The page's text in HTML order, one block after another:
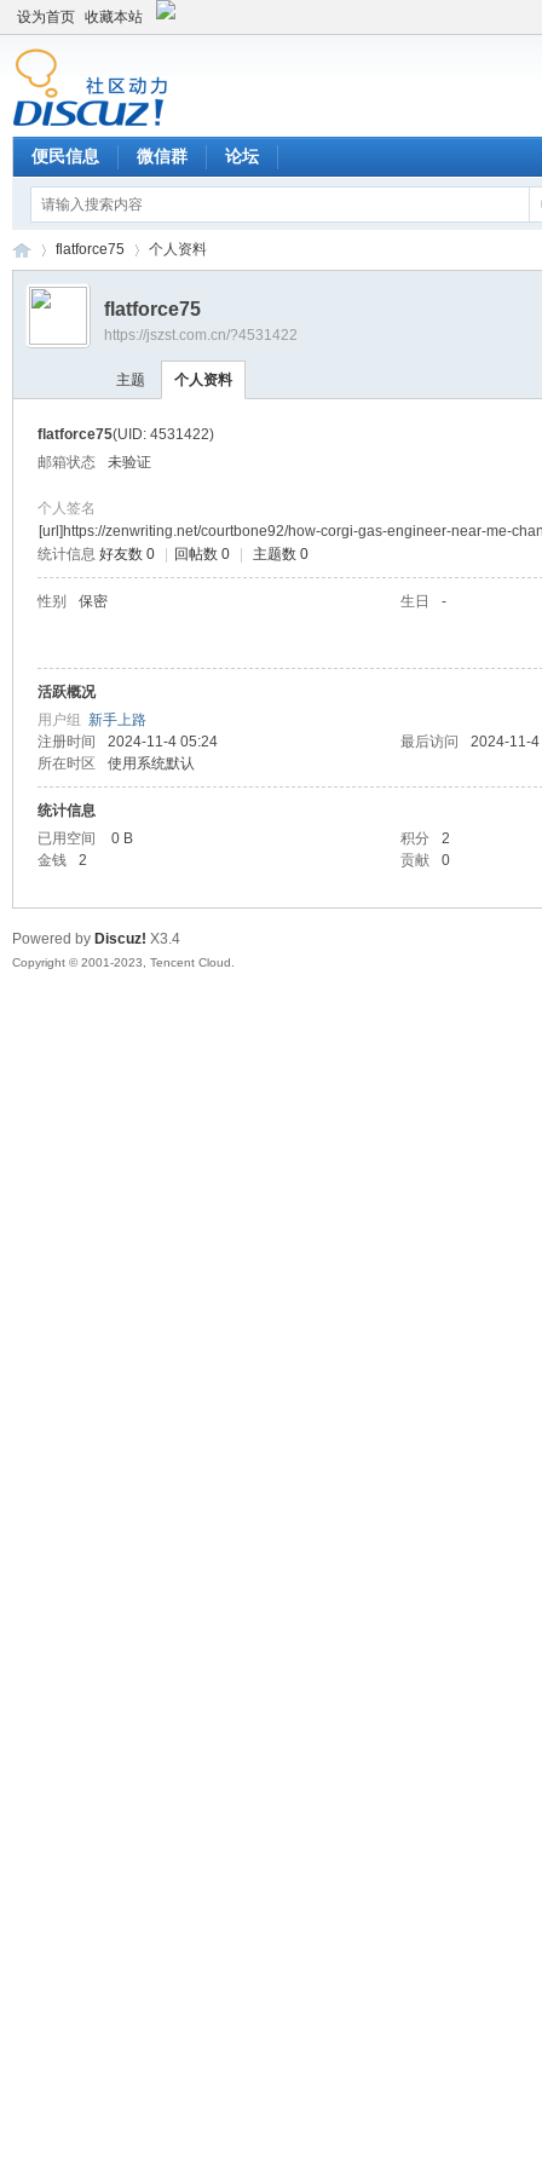
设为首页 收藏本站
便民信息 微信群 论坛
›
flatforce75 个人资料
flatforce75
https://jszst.com.cn/?4531422
主题 个人资料
flatforce75(UID: 4531422)
邮箱状态
未验证
个人签名
[url]https://zenwriting.net/courtbone92/how-corgi-gas-engineer-near-me-
统计信息 好友数 0 回帖数 0 主题数 0
性别 保密 生日 -
活跃概况
用户组 新手上路
注册时间
2024-11-4 05:24 最后访问
2024-11-
所在时区
使用系统默认
统计信息
已用空间
0 B 积分
2
金钱
2 贡献 0
Powered by Discuz! X3.4
Copyright © 2001-2023, Tencent Cloud.